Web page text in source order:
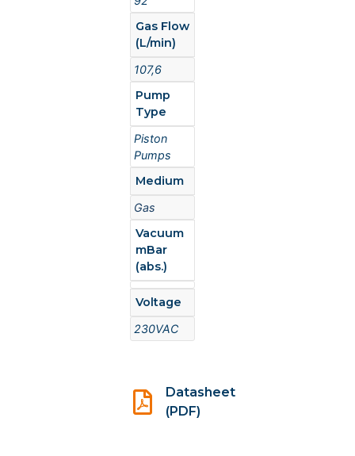
Gas Flow
(L/min)
107,6
Pump
Type
Piston
Pumps
Medium
Gas
Vacuum
mBar
(abs.)
Voltage
230VAC
Datasheet
(PDF)